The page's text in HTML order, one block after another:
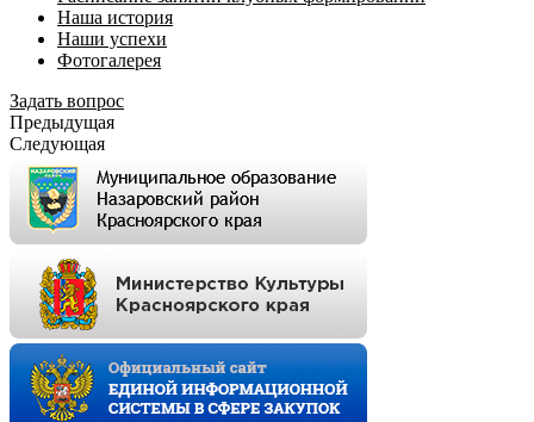
Наша история
Наши успехи
Фотогалерея
Задать вопрос
Предыдущая
Следующая